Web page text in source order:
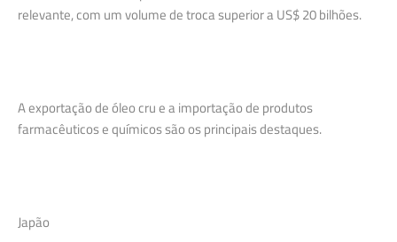
relevante, com um volume de troca superior a US$ 20 bilhões.
A exportação de óleo cru e a importação de produtos
farmacêuticos e químicos são os principais destaques.
Japão